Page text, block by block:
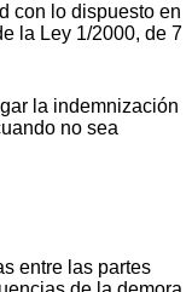
con lo dispuesto en
la Ley 1/2000, de 7
la indemnización
no sea
entre las partes